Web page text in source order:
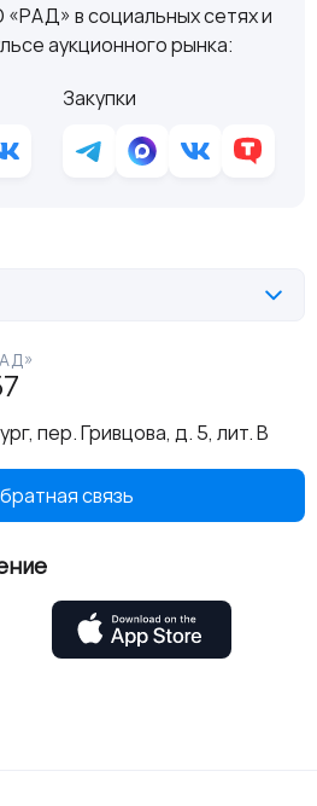
в социальных сетях и
аукционного рынка:
Закупки
пер. Гривцова, д. 5, лит. В
связь